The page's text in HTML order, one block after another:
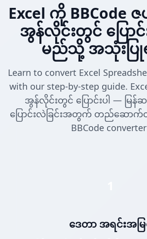
Excel ကို BBCode
အွန်လိုင်းတွင် ပြော
မည်သို့ အသုံးပ
Learn to convert Excel
with our step-by-step guide.
အွန်လိုင်းတွင် ပြောင်းပါ — မြန်
ပြောင်းလဲခြင်းအတွက် တည်ဆောက်ထ
BBCode converter
ဒေတာ အရင်းအမ